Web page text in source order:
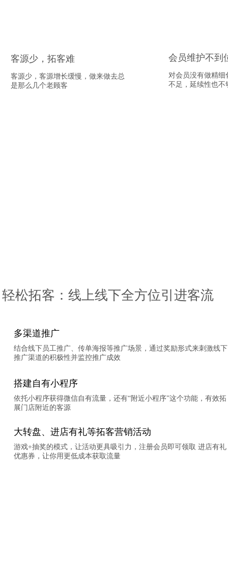
客源少，拓客难
客源少，客源增长缓慢，做来做去总
是那么几个老顾客
会员维护不到
对会员没有做精细
不足，延续性也不
轻松拓客：线上线下全方位引进客流
多渠道推广
结合线下员工推广、传单海报等推广场景，通过奖励形式来刺激线下
推广渠道的积极性并监控推广成效
搭建自有小程序
依托小程序获得微信自有流量，还有“附近小程序”这个功能，有效拓
展门店附近的客源
大转盘、进店有礼等拓客营销活动
游戏+抽奖的模式，让活动更具吸引力，注册会员即可领取 进店有礼
优惠券，让你用更低成本获取流量